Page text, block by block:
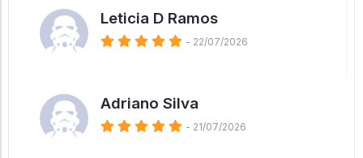
Leticia D Ramos
- 22/07/2026
Adriano Silva
- 21/07/2026